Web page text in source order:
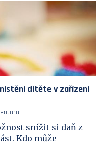
dítěte v zařízení
snížit si daň z
Kdo může